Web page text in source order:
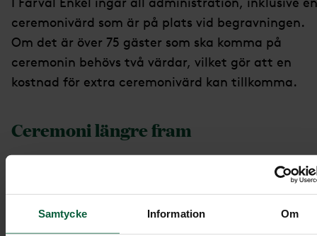
Samtycke Information Om
ceremonivärd som är på plats vid begravningen.
Om det är över 75 gäster som ska komma på
ceremonin behövs två värdar, vilket gör att en
kostnad för extra ceremonivärd kan tillkomma.
Ceremoni längre fram
Genom att välja en kremering innan ceremonin,
kallad direktkremering, finns möjligheten att ha
begravningsakt med urna längre fram i tiden.